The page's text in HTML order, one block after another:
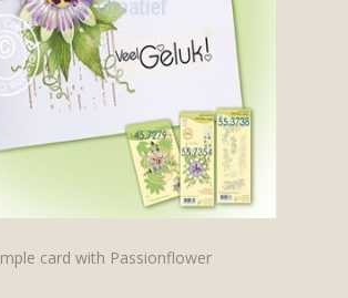
card with Passionflower